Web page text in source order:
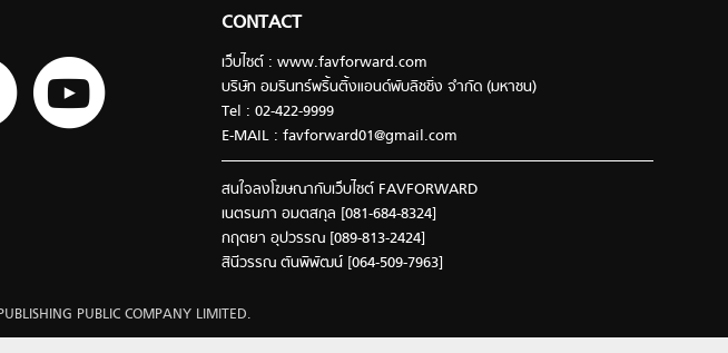
CONTACT
เว็บไซต์ : www.favforward.com
บริษัท อมรินทร์พริ้นติ้งแอนด์พับลิชชิ่ง จำกัด (มหาชน)
Tel : 02-422-9999
E-MAIL : favforward01@gmail.com
สนใจลงโฆษณากับเว็บไซต์ FAVFORWARD
เนตรนภา อมตสกุล [081-684-8324]
กฤตยา อุปวรรณ [089-813-2424]
สินีวรรณ ตันพิพัฒน์ [064-509-7963]
PUBLIC COMPANY LIMITED.